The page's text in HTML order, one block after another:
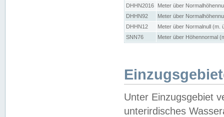
DHHN2016
Meter über
DHHN92
Meter über
DHHN12
Meter über Normalnull (m.
SNN76
Meter über Höhennormal
Unter Einzugsgebiet
unterirdisches